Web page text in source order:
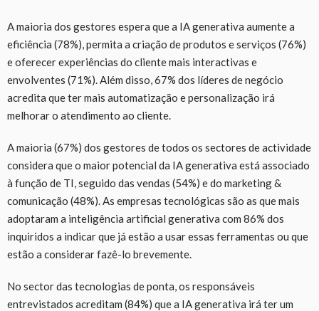
A maioria dos gestores espera que a IA generativa aumente a
eficiência (78%), permita a criação de produtos e serviços (76%)
e oferecer experiências do cliente mais interactivas e
envolventes (71%). Além disso, 67% dos líderes de negócio
acredita que ter mais automatização e personalização irá
melhorar o atendimento ao cliente.
A maioria (67%) dos gestores de todos os sectores de actividade
considera que o maior potencial da IA generativa está associado
à função de TI, seguido das vendas (54%) e do marketing &
comunicação (48%). As empresas tecnológicas são as que mais
adoptaram a inteligência artificial generativa com 86% dos
inquiridos a indicar que já estão a usar essas ferramentas ou que
estão a considerar fazê-lo brevemente.
No sector das tecnologias de ponta, os responsáveis
entrevistados acreditam (84%) que a IA generativa irá ter um